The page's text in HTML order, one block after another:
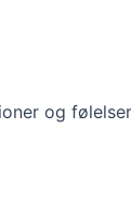
og